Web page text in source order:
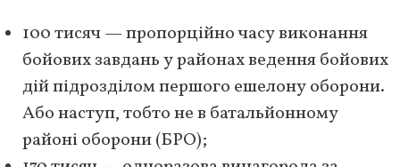
100 тисяч — пропорційно часу виконання
бойових завдань у районах ведення бойових
дій підрозділом першого ешелону оборони.
Або наступ, тобто не в батальйонному
районі оборони (БРО);